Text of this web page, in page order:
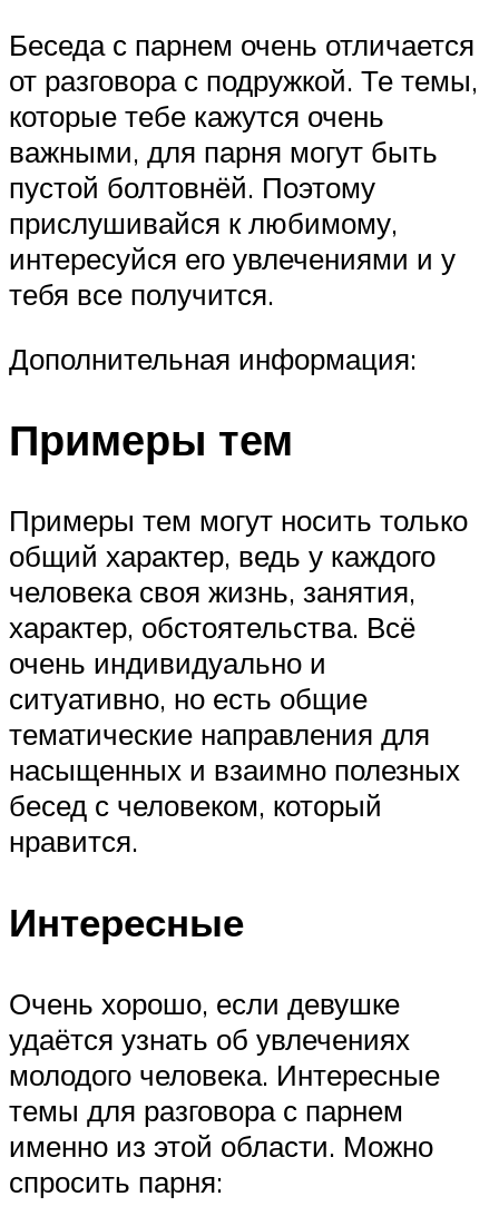
Беседа с парнем очень отличается
от разговора с подружкой. Те темы,
которые тебе кажутся очень
важными, для парня могут быть
пустой болтовнёй. Поэтому
прислушивайся к любимому,
интересуйся его увлечениями и у
тебя все получится.
Дополнительная информация:
Примеры тем
Примеры тем могут носить только
общий характер, ведь у каждого
человека своя жизнь, занятия,
характер, обстоятельства. Всё
очень индивидуально и
ситуативно, но есть общие
тематические направления для
насыщенных и взаимно полезных
бесед с человеком, который
нравится.
Интересные
Очень хорошо, если девушке
удаётся узнать об увлечениях
молодого человека. Интересные
темы для разговора с парнем
именно из этой области. Можно
спросить парня: